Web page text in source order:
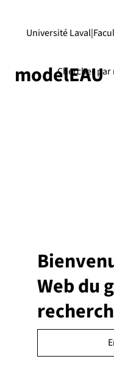
|
Université Laval
modelEAU
Web du